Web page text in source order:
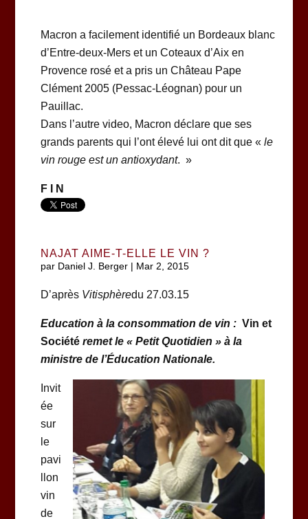
Macron a facilement identifié un Bordeaux blanc
d’Entre-deux-Mers et un Coteaux d’Aix en
Provence rosé et a pris un Château Pape
Clément 2005 (Pessac-Léognan) pour un
Pauillac.
Dans l’autre video, Macron déclare que ses
grands parents qui l’ont élevé lui ont dit que « le
vin rouge est un antioxydant. »
F I N
NAJAT AIME-T-ELLE LE VIN ?
par Daniel J. Berger| Mar 2, 2015
D’après Vitisphèredu 27.03.15
Education à la consommation de vin : Vin et
Sociétéremet le « Petit Quotidien » à la
ministre de l’Éducation Nationale.
Invit
ée
sur
le
pavi
llon
vin
de